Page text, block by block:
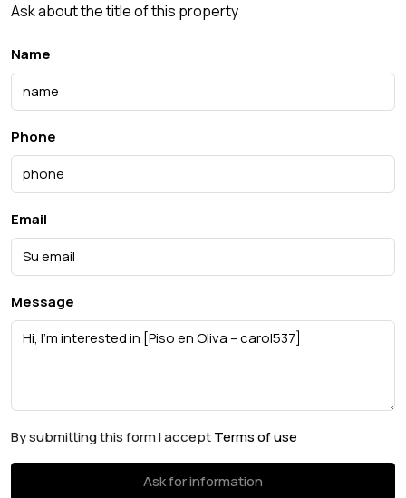
Ask about the title of this property
Name
Phone
Email
Message
By submitting this form I acceptTerms of use
Ask for information